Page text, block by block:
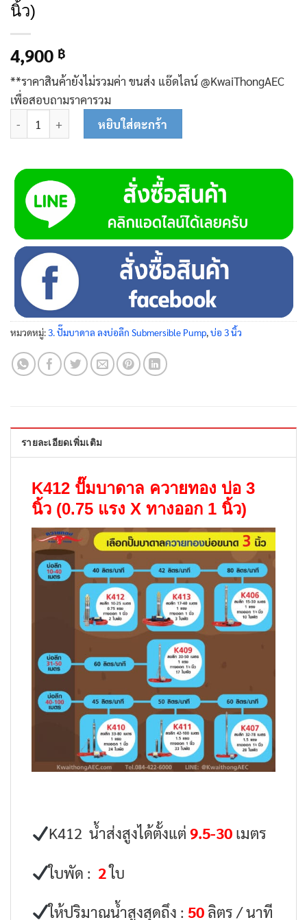
นิ้ว)
4,900 ฿
**ราคาสินค้ายังไม่รวมค่า ขนส่ง แอ๊ดไลน์ @KwaiThongAEC
เพื่อสอบถามราคารวม
จำนวน K412 ปั๊มซับเมอร์ส (ปั๊มบาดาล) ควายทอง บ่อ 3 นิ้ว (0.75 แ
หยิบใส่ตะกร้า
หมวดหมู่:3. ปั๊มบาดาล ลงบ่อลึก Submersible Pump,บ่อ 3 นิ้ว
รายละเอียดเพิ่มเติม
K412 ปั๊มบาดาล ควายทอง บ่อ 3
นิ้ว (0.75 แรง X ทางออก 1 นิ้ว)
K412 น้ำส่งสูงได้ตั้งแต่9.5-30 เมตร
ใบพัด : 2ใบ
ให้ปริมาณน้ำสูงสุดถึง : 50 ลิตร / นาที